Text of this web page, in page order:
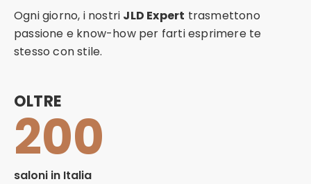
Ogni giorno, i nostri JLD Expert trasmettono
passione e know-how per farti esprimere te
stesso con stile.
OLTRE
saloni in Italia
200